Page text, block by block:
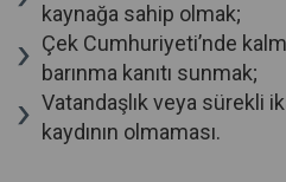
kaynağa sahip olmak;
Çek Cumhuriyeti’nde
barınma kanıtı sunmak;
Vatandaşlık veya sürekli
kaydının olmaması.